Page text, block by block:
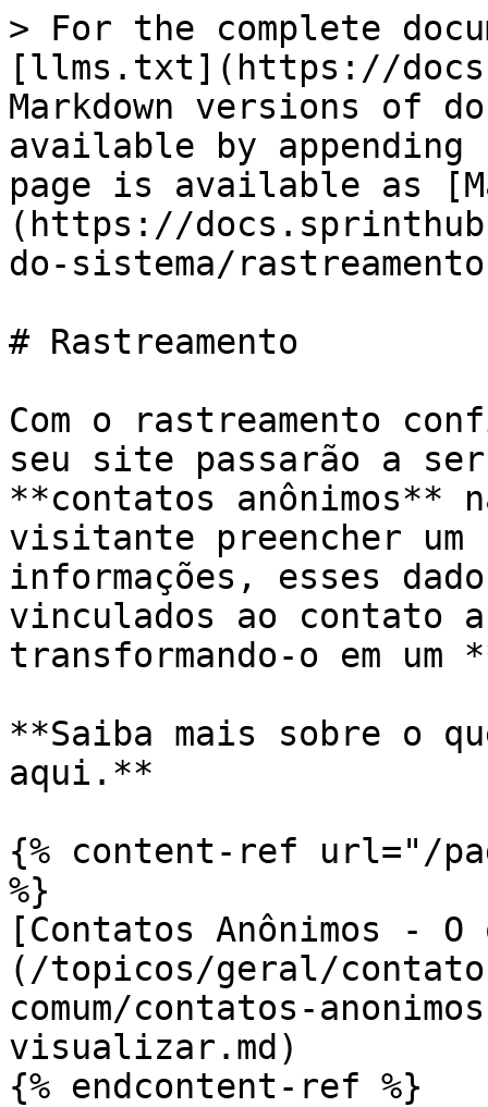
> For the complete
[llms.txt](https://
Markdown versions of
available by
page is available as
(https://
do-sistema/
# Rastreamento
Com o rastreamento
seu site passarão a
**contatos anônimos**
visitante preencher um
informações, esses
vinculados ao contato
transformando-o em
**Saiba mais sobre o
aqui.**
{% content-ref url="/
%}
[Contatos Anônimos -
(/topicos/geral/
comum/contatos-
visualizar.md)
{% endcontent-ref %}